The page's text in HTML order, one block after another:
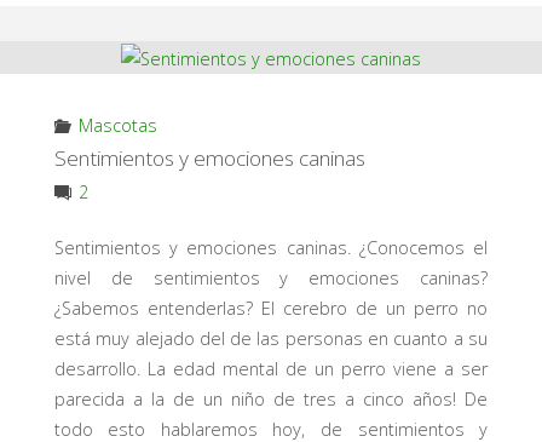
Mascotas
Sentimientos y emociones caninas
2
Sentimientos y emociones caninas. ¿Conocemos el
nivel de sentimientos y emociones caninas?
¿Sabemos entenderlas? El cerebro de un perro no
está muy alejado del de las personas en cuanto a su
desarrollo. La edad mental de un perro viene a ser
parecida a la de un niño de tres a cinco años! De
todo esto hablaremos hoy, de sentimientos y